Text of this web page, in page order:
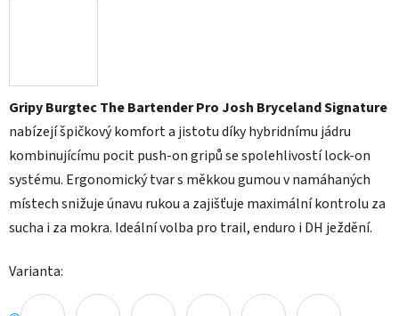
Gripy Burgtec The Bartender Pro Josh Bryceland Signature
nabízejí špičkový komfort a jistotu díky hybridnímu jádru
kombinujícímu pocit push-on gripů se spolehlivostí lock-on
systému. Ergonomický tvar s měkkou gumou v namáhaných
místech snižuje únavu rukou a zajišťuje maximální kontrolu za
sucha i za mokra. Ideální volba pro trail, enduro i DH ježdění.
Varianta: